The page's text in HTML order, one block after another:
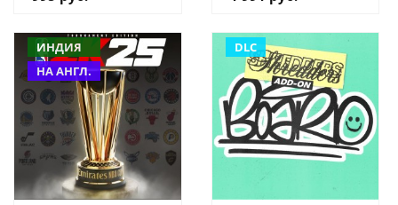
ИНДИЯ
НА АНГЛ.
DLC